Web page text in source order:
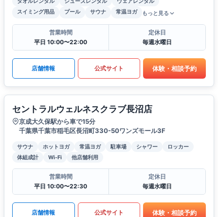
スイミング用品
プール サウナ 常温ヨガ もっと見る
営業時間
平日 10:00〜22:00
定休日
毎週水曜日
店舗情報 公式サイト 体験・相談予約
セントラルウェルネスクラブ長沼店
京成大久保駅から車で15分
千葉県千葉市稲毛区長沼町330-50ワンズモール3F
サウナ ホットヨガ 常温ヨガ 駐車場 シャワー
ロッカー
体組成計
Wi-Fi 他店舗利用
営業時間
平日 10:00〜22:30
定休日
毎週水曜日
店舗情報 公式サイト 体験・相談予約